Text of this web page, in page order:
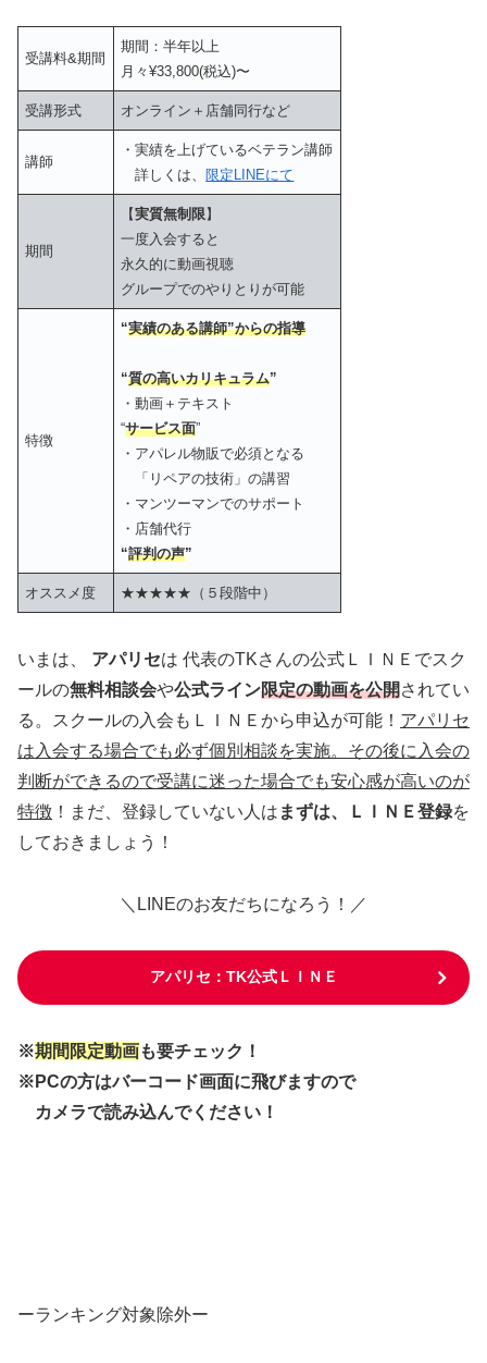
受講料&期間
期間：半年以上
月々¥33,800(税込)〜
受講形式 オンライン＋店舗同行など
講師
・実績を上げているベテラン講師
詳しくは、 限定LINEにて
期間
【実質無制限】
一度入会すると
永久的に動画視聴
グループでのやりとりが可能
特徴
“実績のある講師”からの指導
“質の高いカリキュラム”
・動画＋テキスト
“サービス面”
・アパレル物販で必須となる
「リペアの技術」の講習
・マンツーマンでのサポート
・店舗代行
“評判の声”
オススメ度 ★★★★★（５段階中）
いまは、 アパリセは 代表のTKさんの公式ＬＩＮＥでスク
ールの無料相談会や公式ライン限定の動画を公開されてい
る。スクールの入会もＬＩＮＥから申込が可能！ アパリセ
は入会する場合でも必ず個別相談を実施。その後に入会の
判断ができるので受講に迷った場合でも安心感が高いのが
特徴 ！まだ、登録していない人は まずは、ＬＩＮＥ登録を
しておきましょう！
＼LINEのお友だちになろう！／
アパリセ：TK公式ＬＩＮＥ
※期間限定動画も要チェック！
※PCの方はバーコード画面に飛びますので
カメラで読み込んでください！
ーランキング対象除外ー